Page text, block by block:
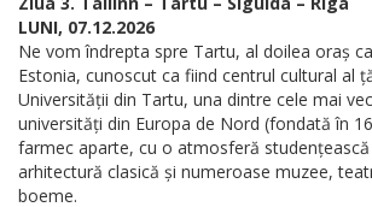
LUNI, 07.12.2026
Ne vom îndrepta spre Tartu, al doilea oraș
Estonia, cunoscut ca fiind centrul cultural al
Universității din Tartu, una dintre cele mai
universități din Europa de Nord (fondată în
farmec aparte, cu o atmosferă
arhitectură clasică și numeroase muzee,
boeme.